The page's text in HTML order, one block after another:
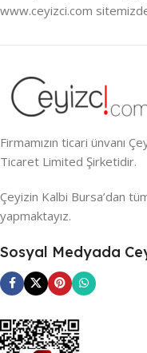
www.ceyizci.com
Firmamızın ticari ünvanı
Ticaret Limited Şirketidir.
Çeyizin Kalbi Bursa’dan
yapmaktayız.
Sosyal Medyada